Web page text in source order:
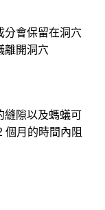
分會保留在洞穴
離開洞穴
縫隙以及螞蟻可
個月的時間內阻